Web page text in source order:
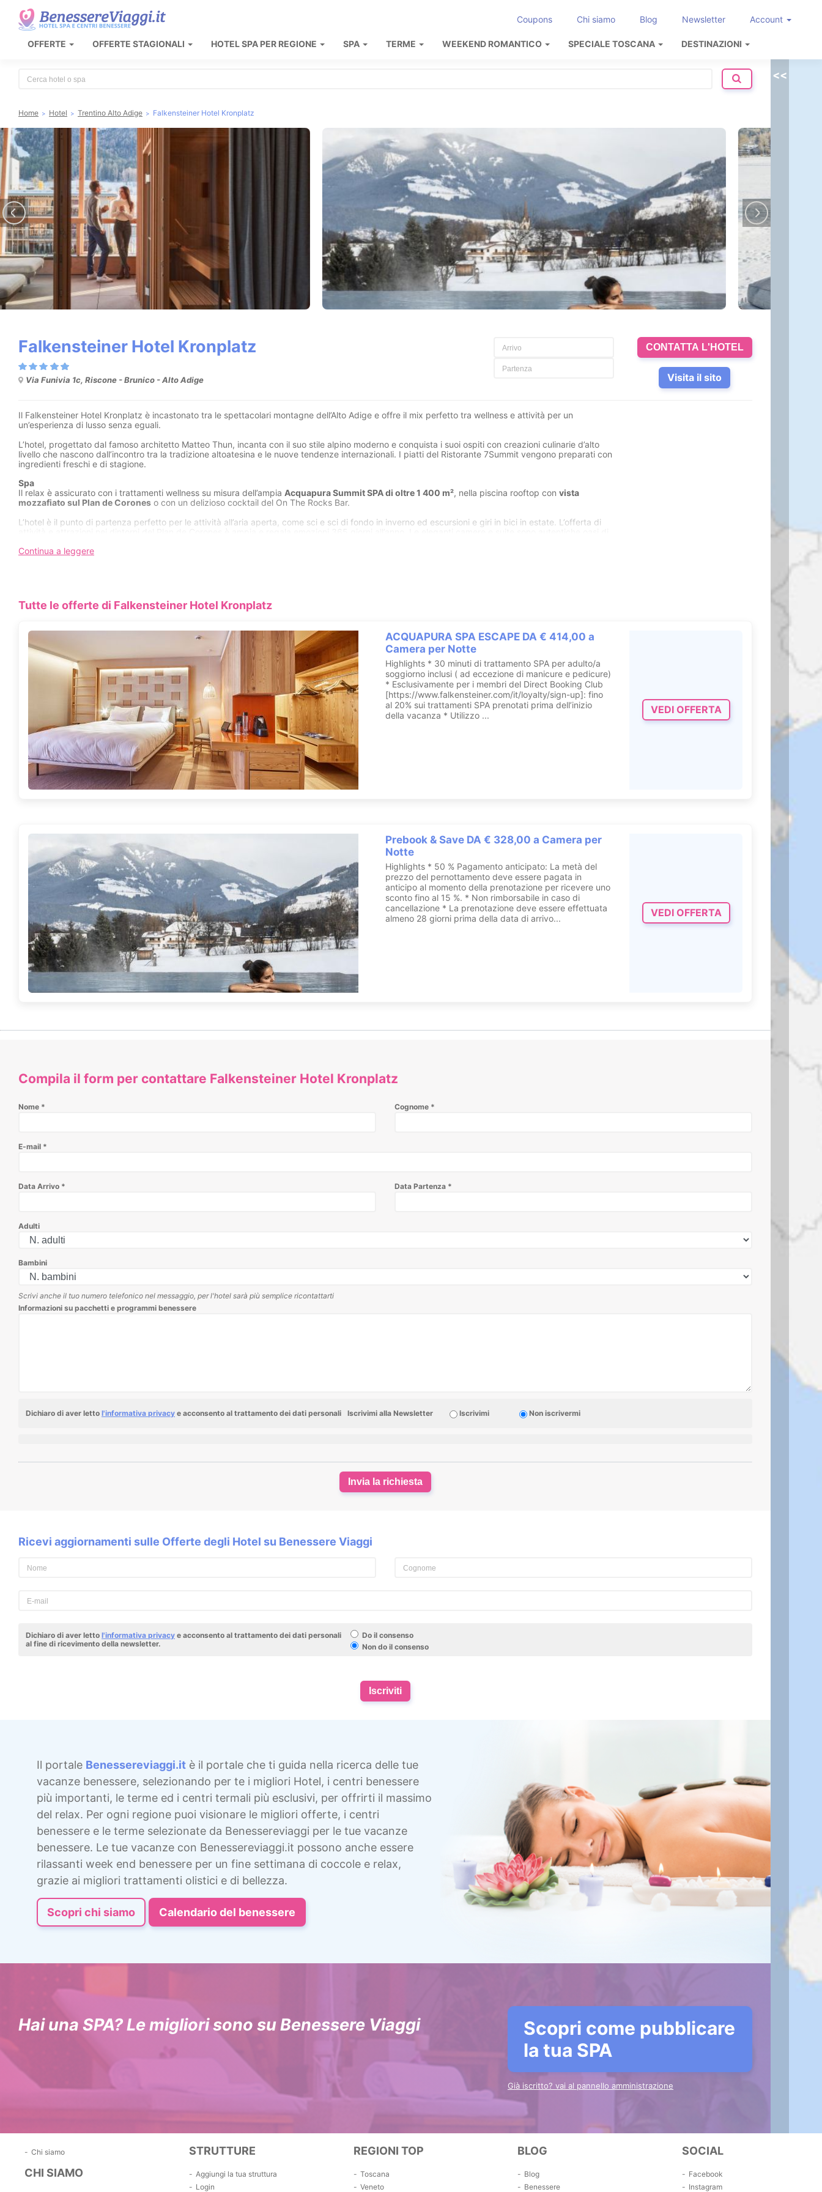
Coupons Chi siamo Blog Newsletter Account
OFFERTE OFFERTE STAGIONALI HOTEL SPA PER REGIONE SPA TERME WEEKEND ROMANTICO SPECIALE TOSCANA DESTINAZIONI
Home Hotel Trentino Alto Adige Falkensteiner Hotel Kronplatz
Falkensteiner Hotel Kronplatz
Via Funivia 1c, Riscone - Brunico - Alto Adige
CONTATTA L'HOTEL
Visita il sito
Il Falkensteiner Hotel Kronplatz è incastonato tra le spettacolari montagne dell’Alto Adige e offre il mix perfetto tra wellness e attività per un
un’esperienza di lusso senza eguali.
L’hotel, progettato dal famoso architetto Matteo Thun, incanta con il suo stile alpino moderno e conquista i suoi ospiti con creazioni culinarie d’alto
livello che nascono dall’incontro tra la tradizione altoatesina e le nuove tendenze internazionali. I piatti del Ristorante 7Summit vengono preparati con
ingredienti freschi e di stagione.
Spa
Il relax è assicurato con i trattamenti wellness su misura dell’ampia Acquapura Summit SPA di oltre 1 400 m², nella piscina rooftop con vista
mozzafiato sul Plan de Corones o con un delizioso cocktail del On The Rocks Bar.
L’hotel è il punto di partenza perfetto per le attività all’aria aperta, come sci e sci di fondo in inverno ed escursioni e giri in bici in estate. L’offerta di
distingue per la sua atmosfera accogliente che sa soddisfare anche gli ospiti più esigenti.
Continua a leggere
Tutte le offerte di Falkensteiner Hotel Kronplatz
ACQUAPURA SPA ESCAPE DA € 414,00 a
Camera per Notte
Highlights * 30 minuti di trattamento SPA per adulto/a
soggiorno inclusi ( ad eccezione di manicure e pedicure)
* Esclusivamente per i membri del Direct Booking Club
[https://www.falkensteiner.com/it/loyalty/sign-up]: fino
al 20% sui trattamenti SPA prenotati prima dell’inizio
della vacanza * Utilizzo ...
VEDI OFFERTA
Prebook & Save DA € 328,00 a Camera per
Notte
Highlights * 50 % Pagamento anticipato: La metà del
prezzo del pernottamento deve essere pagata in
anticipo al momento della prenotazione per ricevere uno
sconto fino al 15 %. * Non rimborsabile in caso di
cancellazione * La prenotazione deve essere effettuata
almeno 28 giorni prima della data di arrivo...
VEDI OFFERTA
Compila il form per contattare Falkensteiner Hotel Kronplatz
Nome * Cognome *
E-mail *
Data Arrivo * Data Partenza *
Adulti
Bambini
Scrivi anche il tuo numero telefonico nel messaggio, per l'hotel sarà più semplice ricontattarti
Informazioni su pacchetti e programmi benessere
Dichiaro di aver letto l'informativa privacy e acconsento al trattamento dei dati personali Iscrivimi alla Newsletter Iscrivimi Non iscrivermi
Invia la richiesta
Ricevi aggiornamenti sulle Offerte degli Hotel su Benessere Viaggi
Dichiaro di aver letto l'informativa privacy e acconsento al trattamento dei dati personali
al fine di ricevimento della newsletter.
Do il consenso
Non do il consenso
Iscriviti
Il portale Benessereviaggi.it è il portale che ti guida nella ricerca delle tue
vacanze benessere, selezionando per te i migliori Hotel, i centri benessere
più importanti, le terme ed i centri termali più esclusivi, per offrirti il massimo
del relax. Per ogni regione puoi visionare le migliori offerte, i centri
benessere e le terme selezionate da Benessereviaggi per le tue vacanze
benessere. Le tue vacanze con Benessereviaggi.it possono anche essere
rilassanti week end benessere per un fine settimana di coccole e relax,
grazie ai migliori trattamenti olistici e di bellezza.
Scopri chi siamo Calendario del benessere
Hai una SPA? Le migliori sono su Benessere Viaggi
Scopri come pubblicare
la tua SPA
Già iscritto? vai al pannello amministrazione
<<
Chi siamo
CHI SIAMO
STRUTTURE
Aggiungi la tua struttura
Login
REGIONI TOP
Toscana
Veneto
BLOG
Blog
Benessere
SOCIAL
Facebook
Instagram